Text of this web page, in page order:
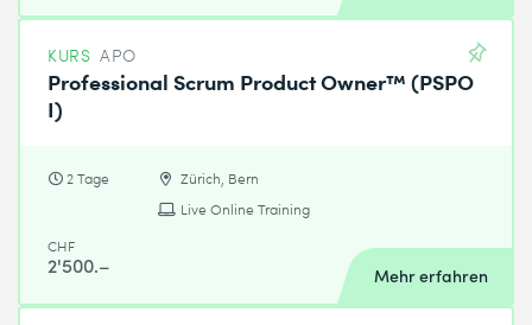
KURS APO
Professional Scrum Product Owner™ (PSPO
I)
2 Tage
Zürich, Bern
Live Online Training
CHF
2'500.– Mehr erfahren